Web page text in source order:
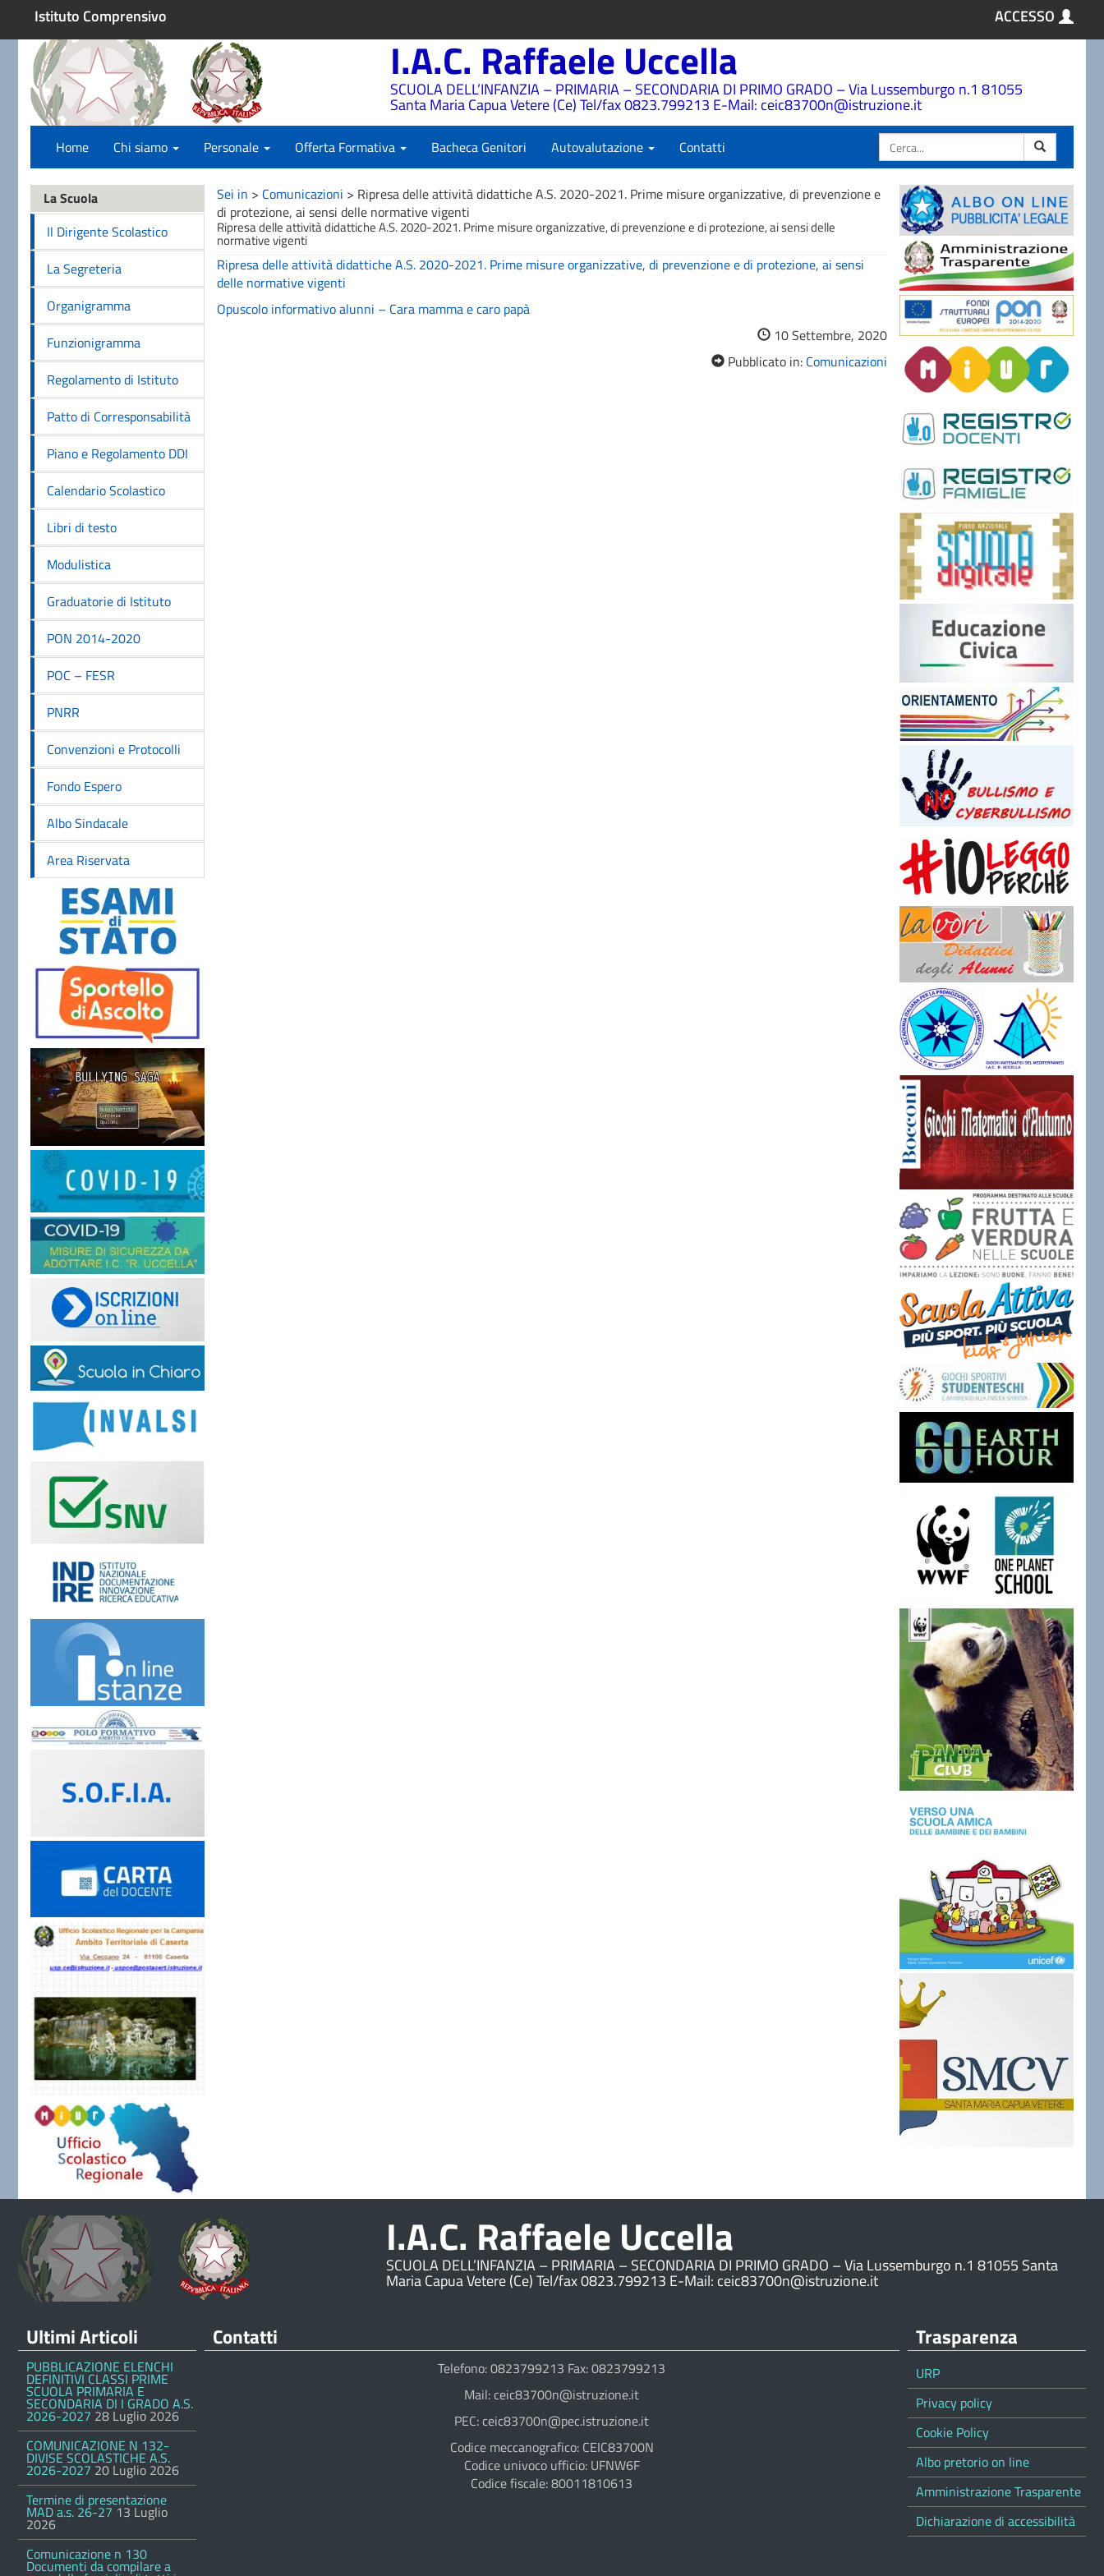
Istituto Comprensivo ACCESSO
I.A.C. Raffaele Uccella
SCUOLA DELL’INFANZIA – PRIMARIA – SECONDARIA DI PRIMO GRADO – Via Lussemburgo n.1 81055
Santa Maria Capua Vetere (Ce) Tel/fax 0823.799213 E-Mail: ceic83700n@istruzione.it
Cerca
Home Chi siamo Personale Offerta Formativa Bacheca Genitori Autovalutazione Contatti
La Scuola
Il Dirigente Scolastico
La Segreteria
Organigramma
Funzionigramma
Regolamento di Istituto
Patto di Corresponsabilità
Piano e Regolamento DDI
Calendario Scolastico
Libri di testo
Modulistica
Graduatorie di Istituto
PON 2014-2020
POC – FESR
PNRR
Convenzioni e Protocolli
Fondo Espero
Albo Sindacale
Area Riservata
Sei in > Comunicazioni > Ripresa delle attività didattiche A.S. 2020-2021. Prime misure organizzative, di prevenzione e
di protezione, ai sensi delle normative vigenti
Ripresa delle attività didattiche A.S. 2020-2021. Prime misure organizzative, di prevenzione e di protezione, ai sensi delle
normative vigenti
Ripresa delle attività didattiche A.S. 2020-2021. Prime misure organizzative, di prevenzione e di protezione, ai sensi
delle normative vigenti
Opuscolo informativo alunni – Cara mamma e caro papà
10 Settembre, 2020
Pubblicato in: Comunicazioni
I.A.C. Raffaele Uccella
SCUOLA DELL’INFANZIA – PRIMARIA – SECONDARIA DI PRIMO GRADO – Via Lussemburgo n.1 81055 Santa
Maria Capua Vetere (Ce) Tel/fax 0823.799213 E-Mail: ceic83700n@istruzione.it
Ultimi Articoli
PUBBLICAZIONE ELENCHI
DEFINITIVI CLASSI PRIME
SCUOLA PRIMARIA E
SECONDARIA DI I GRADO A.S.
2026-2027 28 Luglio 2026
COMUNICAZIONE N 132-
DIVISE SCOLASTICHE A.S.
2026-2027 20 Luglio 2026
Termine di presentazione
MAD a.s. 26-27 13 Luglio
2026
Comunicazione n 130
Documenti da compilare a
Contatti
Telefono: 0823799213 Fax: 0823799213
Mail: ceic83700n@istruzione.it
PEC: ceic83700n@pec.istruzione.it
Codice meccanografico: CEIC83700N
Codice univoco ufficio: UFNW6F
Codice fiscale: 80011810613
Trasparenza
URP
Privacy policy
Cookie Policy
Albo pretorio on line
Amministrazione Trasparente
Dichiarazione di accessibilità